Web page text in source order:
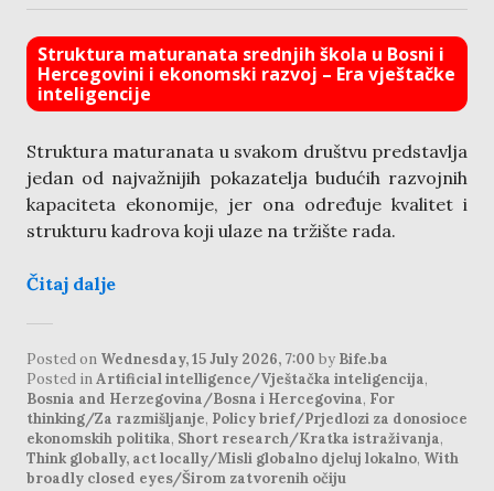
Struktura maturanata srednjih škola u Bosni i
Hercegovini i ekonomski razvoj – Era vještačke
inteligencije
Struktura maturanata u svakom društvu predstavlja
jedan od najvažnijih pokazatelja budućih razvojnih
kapaciteta ekonomije, jer ona određuje kvalitet i
strukturu kadrova koji ulaze na tržište rada.
Čitaj dalje
Posted on Wednesday, 15 July 2026, 7:00 by Bife.ba
Posted inArtificial intelligence/Vještačka inteligencija,
Bosnia and Herzegovina/Bosna i Hercegovina, For
thinking/Za razmišljanje, Policy brief/Prjedlozi za donosioce
ekonomskih politika, Short research/Kratka istraživanja,
Think globally, act locally/Misli globalno djeluj lokalno, With
broadly closed eyes/Širom zatvorenih očiju